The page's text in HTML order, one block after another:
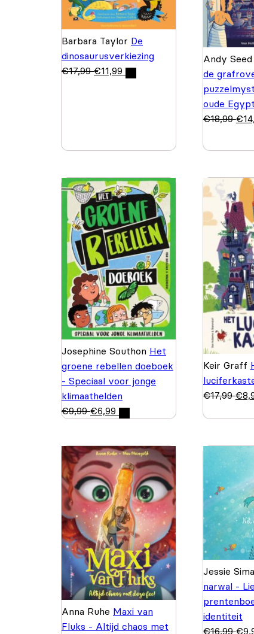
Barbara Taylor De
dinosaurusverkiezing
€17,99 €11,99
Andy Seed
de
oude
€18,99 €
Josephine Southon Het
groene rebellen doeboek
- Speciaal voor jonge
klimaathelden
€9,99 €6,99
Keir Graff
€17,99 €
Anna Ruhe Maxi van
Fluks - Altijd chaos met
Jessie Sima
narwal -
identiteit
€16,99 €